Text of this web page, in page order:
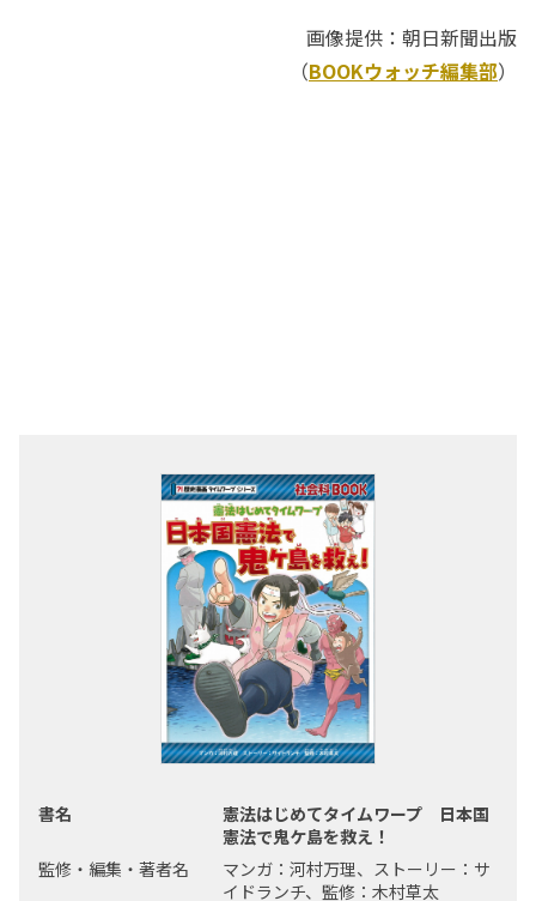
画像提供：朝日新聞出版
（BOOKウォッチ編集部）
書名
憲法はじめてタイムワープ 日本国
憲法で鬼ケ島を救え！
監修・編集・著者名
マンガ：河村万理、ストーリー：サ
イドランチ、監修：木村草太